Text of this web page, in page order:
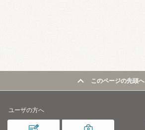
このページの先頭へ
ユーザの方へ